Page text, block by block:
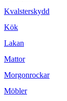
Kvalsterskydd
Kök
Lakan
Mattor
Morgonrockar
Möbler